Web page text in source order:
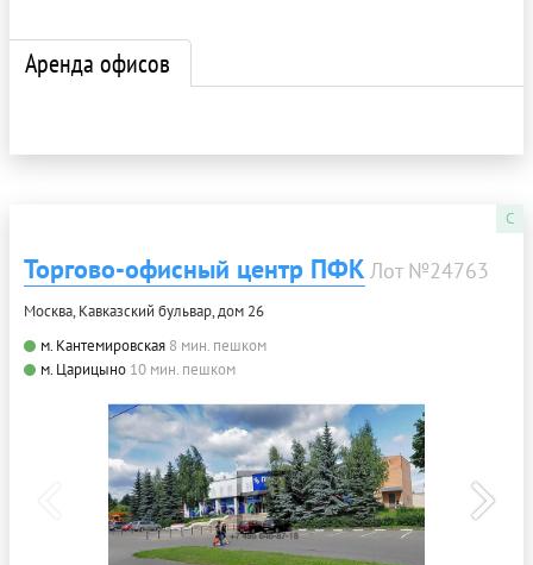
Аренда офисов
C
Торгово-офисный центр ПФК Лот №24763
Москва, Кавказский бульвар, дом 26
м. Кантемировская 8 мин. пешком
м. Царицыно 10 мин. пешком